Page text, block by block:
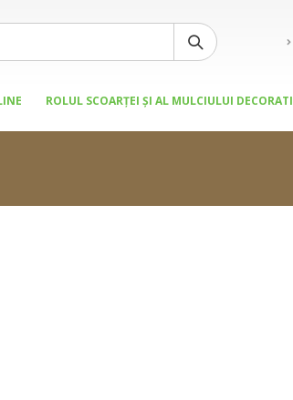
ROLUL SCOARȚEI ȘI AL MULCIULUI